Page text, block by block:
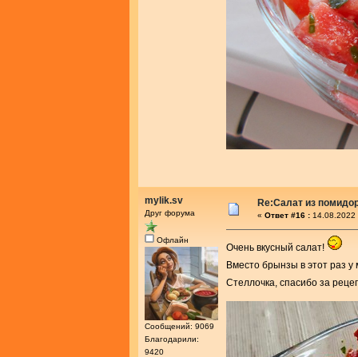
mylik.sv
Друг форума
Офлайн
Сообщений: 9069
Благодарили:
9420
Re:Салат из
« Ответ #16 : 14.08.2022
Очень вкусный салат!
Вместо брынзы в этот раз
Стеллочка, спасибо за